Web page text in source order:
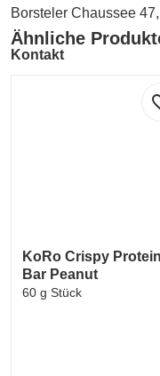
Borsteler Chaussee
Kontakt
Borsteler Chaussee
Ähnliche
KoRo Crispy Protein
Bar Peanut
60 g Stück